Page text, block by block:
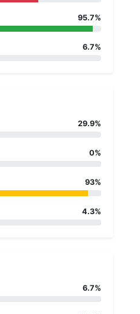
95.7%
6.7%
29.9%
0%
93%
4.3%
6.7%